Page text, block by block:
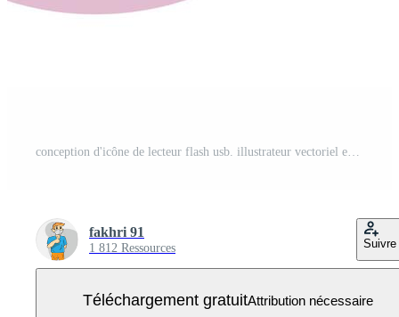
conception d'icône de lecteur flash usb. illustrateur vectoriel eps 10 Vecteur Gratuit
fakhri 91
1 812 Ressources Suivre
Téléchargement gratuitAttribution nécessaire